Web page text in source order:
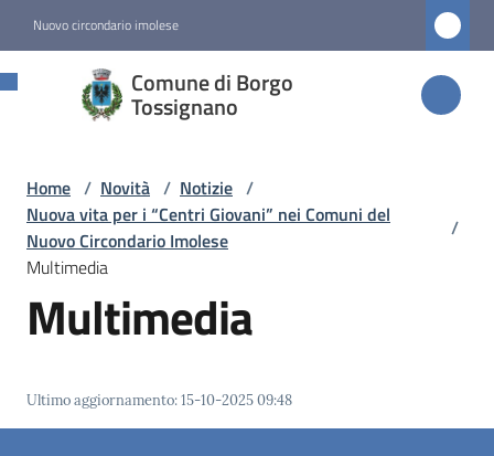
Nuovo circondario imolese
Comune di Borgo
Tossignano
Comune di
Borgo
Amministrazione
Novità
Menu selezionato
Home / Novità / Notizie /
Nuova vita per i “Centri Giovani” nei Comuni del
Nuovo Circondario Imolese
/
Multimedia
Multimedia
Ultimo aggiornamento:15-10-2025 09:48